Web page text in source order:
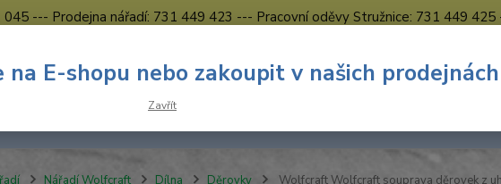
--- Prodejna nářadí: 731 449 423 --- Pracovní oděvy Stružnice: 731 449 425
Hledat
Nevíte si rady? Zavolejte.
Nářadí Wolfcraft Dílna Děrovky Wolfcraft Wolfcraft souprava děrovek z
na E-shopu nebo zakoupit v našich prodejnách
Zavřít